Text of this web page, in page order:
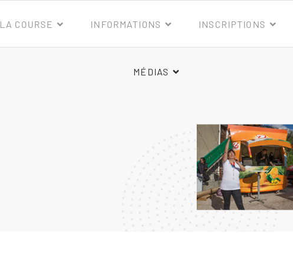
LA COURSE INFORMATIONS INSCRIPTIONS
MÉDIAS